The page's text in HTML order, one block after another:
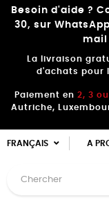
Besoin d'aide ?
30, sur
mail
La livraison
d'achats pour
Paiement en 2, 3
Autriche,
FRANÇAIS A